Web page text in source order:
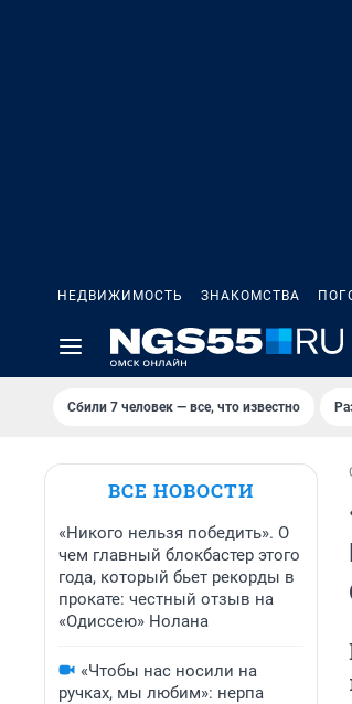
НЕДВИЖИМОСТЬ ЗНАКОМСТВА
Сбили 7 человек — все, что известно
ВСЕ НОВОСТИ
«Никого нельзя победить». О
чем главный блокбастер этого
года, который бьет рекорды в
прокате: честный отзыв на
«Одиссею» Нолана
«Чтобы нас носили на
ручках, мы любим»: нерпа